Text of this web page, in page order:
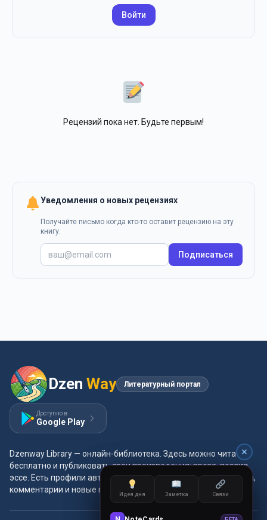
Войти
Рецензий пока нет. Будьте первым!
Уведомления о новых рецензиях
Получайте письмо когда кто-то оставит рецензию на эту
книгу.
Подписаться
Dzen Way Литературный портал
Доступно в
Google Play
Dzenway Library — онлайн-библиотека. Здесь можно читать
бесплатно и публиковать свои произведения: проза, поэзия,
эссе. Есть профили авторов, жанры и метки, удобная читалка,
комментарии и новые главы каждый день.
Идея дня Заметка Связи
Идея дня Заметка Связи